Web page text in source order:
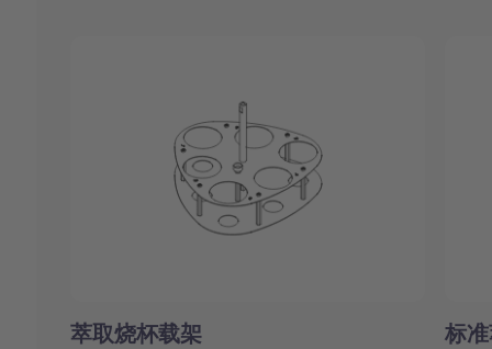
萃取烧杯载架 标